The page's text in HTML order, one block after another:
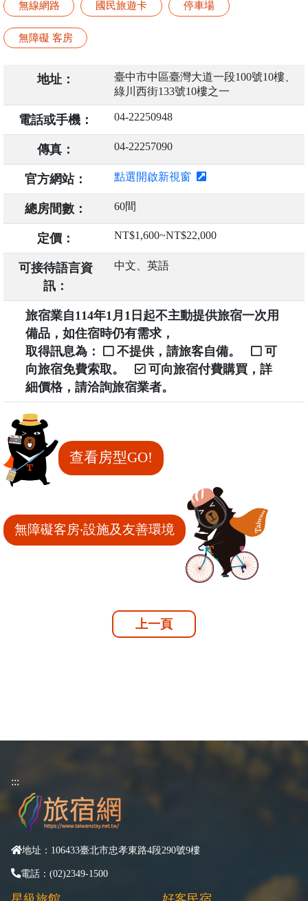
無線網路 國民旅遊卡 停車場
無障礙 客房
地址：
臺中市中區臺灣大道一段100號10樓、
綠川西街133號10樓之一
電話或手機： 04-22250948
傳真： 04-22257090
官方網站： 點選開啟新視窗
總房間數： 60間
定價： NT$1,600~NT$22,000
可接待語言資
訊：
中文、英語
旅宿業自114年1月1日起不主動提供旅宿一次用
備品，如住宿時仍有需求，
取得訊息為：
不提供，請旅客自備。
可
向旅宿免費索取。
可向旅宿付費購買，詳
細價格，請洽詢旅宿業者。
查看房型GO!
無障礙客房‧設施及友善環境
上一頁
:::
地址：106433臺北市忠孝東路4段290號9樓
電話：(02)2349-1500